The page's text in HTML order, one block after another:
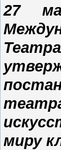
27
миру